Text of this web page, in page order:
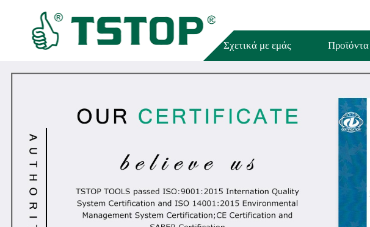
Σπίτι Σχετικά με εμάς Προϊόντα